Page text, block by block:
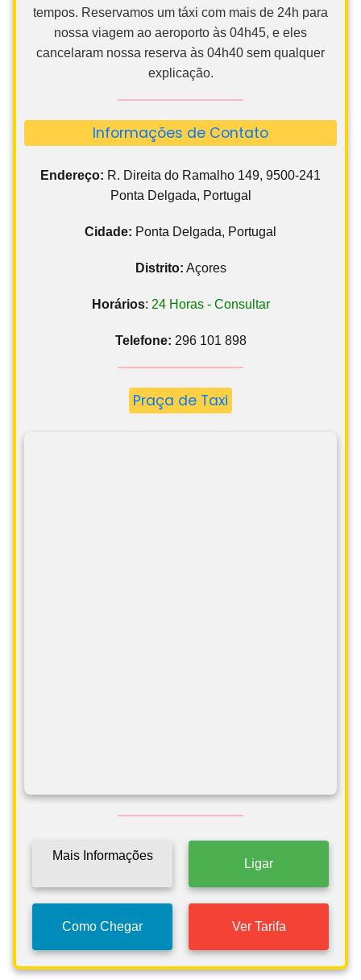
tempos. Reservamos um táxi com mais de 24h para
nossa viagem ao aeroporto às 04h45, e eles
cancelaram nossa reserva às 04h40 sem qualquer
explicação.
Informações de Contato
Endereço: R. Direita do Ramalho 149, 9500-241
Ponta Delgada, Portugal
Cidade: Ponta Delgada, Portugal
Distrito: Açores
Horários: 24 Horas - Consultar
Telefone: 296 101 898
Praça de Taxi
Mais Informações
Ligar
Como Chegar Ver Tarifa